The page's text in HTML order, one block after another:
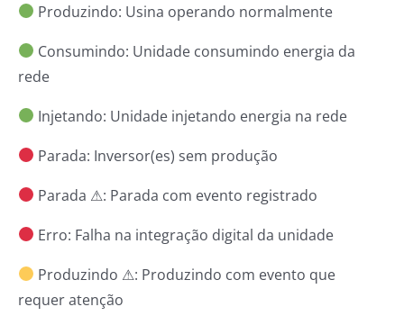
Produzindo: Usina operando normalmente
Consumindo: Unidade consumindo energia da
rede
Injetando: Unidade injetando energia na rede
Parada: Inversor(es) sem produção
Parada ⚠: Parada com evento registrado
Erro: Falha na integração digital da unidade
Produzindo ⚠: Produzindo com evento que
requer atenção